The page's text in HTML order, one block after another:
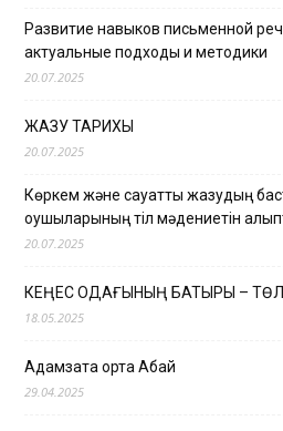
Развитие навыков письменной
актуальные подходы и методики
20.07.2025
ЖАЗУ ТАРИХЫ
20.07.2025
Көркем және сауатты жазудың
оқушыларының тіл мәдениетін
20.07.2025
КЕҢЕС ОДАҒЫНЫҢ БАТЫРЫ –
18.05.2025
Адамзатқа ортақ Абай
29.04.2025